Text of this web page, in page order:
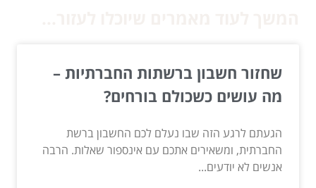
שחזור חשבון ברשתות החברתיות –
מה עושים כשכולם בורחים?
הגעתם לרגע הזה שבו נעלם לכם החשבון ברשת
החברתית, ומשאירים אתכם עם אינספור שאלות. הרבה
אנשים לא יודעים...